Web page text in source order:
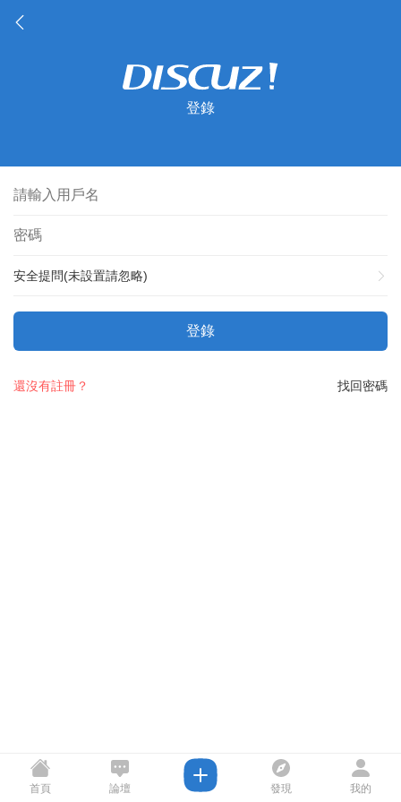
登錄
安全提問(未設置請忽略)
登錄
找回密碼
還沒有註冊？
首頁 論壇 發現 我的